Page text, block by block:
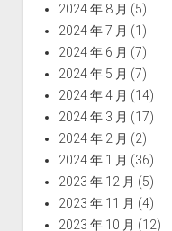
2024 年 8 月 (5)
2024 年 7 月 (1)
2024 年 6 月 (7)
2024 年 5 月 (7)
2024 年 4 月 (14)
2024 年 3 月 (17)
2024 年 2 月 (2)
2024 年 1 月 (36)
2023 年 12 月 (5)
2023 年 11 月 (4)
2023 年 10 月 (12)